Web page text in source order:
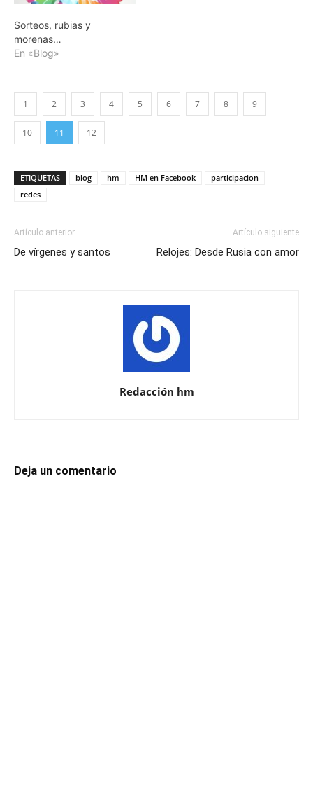
Sorteos, rubias y
morenas…
En «Blog»
1 2 3 4 5 6 7 8 9
10 11 12
ETIQUETAS blog hm HM en Facebook
participacion
redes
Artículo anterior
De vírgenes y santos
Artículo siguiente
Relojes: Desde Rusia con amor
Redacción hm
Deja un comentario